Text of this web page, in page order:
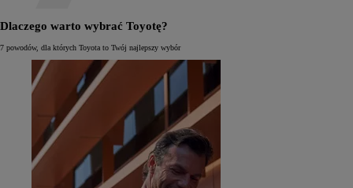
Dlaczego warto wybrać Toyotę?
7 powodów, dla których Toyota to Twój najlepszy wybór